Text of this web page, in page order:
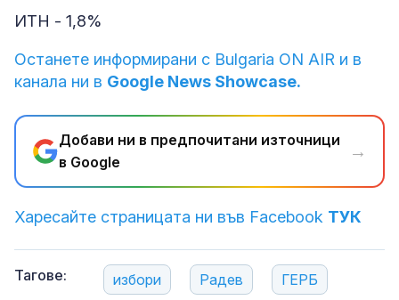
ИТН - 1,8%
Останете информирани с Bulgaria ON AIR и в
канала ни в Google News Showcase.
Добави ни в предпочитани източници
в Google
→
Харесайте страницата ни във Facebook ТУК
Тагове: избори Радев ГЕРБ